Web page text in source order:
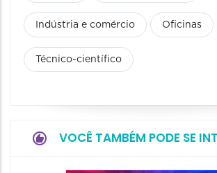
Indústria e comércio Oficinas
Técnico-científico
VOCÊ TAMBÉM PODE SE